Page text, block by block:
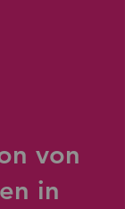
von
in